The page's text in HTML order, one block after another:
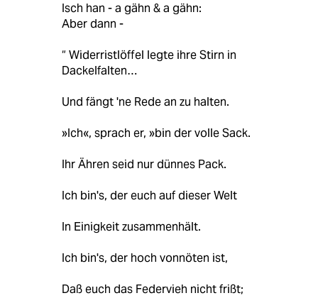
Isch han - a gähn & a gähn:
Aber dann -
“ Widerristlöffel legte ihre Stirn in
Dackelfalten…
Und fängt 'ne Rede an zu halten.
»Ich«, sprach er, »bin der volle Sack.
Ihr Ähren seid nur dünnes Pack.
Ich bin's, der euch auf dieser Welt
In Einigkeit zusammenhält.
Ich bin's, der hoch vonnöten ist,
Daß euch das Federvieh nicht frißt;